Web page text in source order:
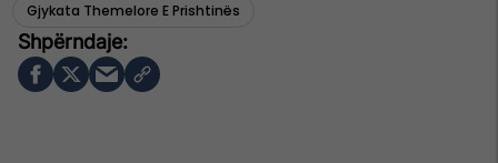
Gjykata Themelore E Prishtinës